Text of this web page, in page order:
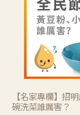
【名家專欄】招
碗洗菜誰厲害？